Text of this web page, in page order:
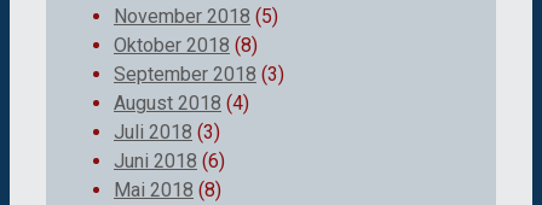
November 2018 (5)
Oktober 2018 (8)
September 2018 (3)
August 2018 (4)
Juli 2018 (3)
Juni 2018 (6)
Mai 2018 (8)